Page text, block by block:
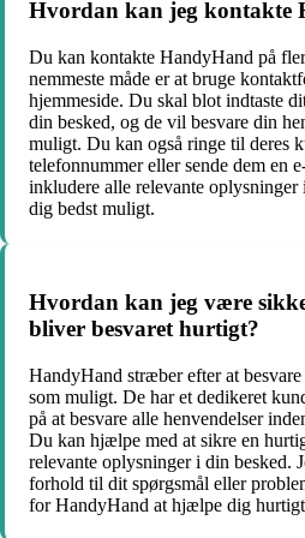
Hvordan kan jeg kontakte
Du kan kontakte HandyHand på
nemmeste måde er at bruge
hjemmeside. Du skal blot indtaste
din besked, og de vil besvare din
muligt. Du kan også ringe til deres
telefonnummer eller sende dem en
inkludere alle relevante
dig bedst muligt.
Hvordan kan jeg være
bliver besvaret hurtigt?
HandyHand stræber efter at
som muligt. De har et dedikeret
på at besvare alle henvendelser
Du kan hjælpe med at sikre en
relevante oplysninger i din besked.
forhold til dit spørgsmål eller
for HandyHand at hjælpe dig